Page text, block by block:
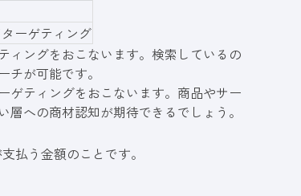
ーゲティング
ィングをおこないます。検索しているの
が可能です。
ゲティングをおこないます。商品やサー
への商材認知が期待できるでしょう。
払う金額のことです。